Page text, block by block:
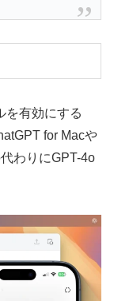
有効にする
for Macや
わりにGPT-4o